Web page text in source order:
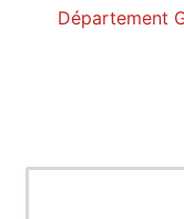
Département